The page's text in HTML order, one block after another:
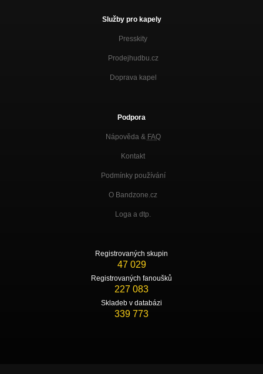
Služby pro kapely
Presskity
Prodejhudbu.cz
Doprava kapel
Podpora
Nápověda & FAQ
Kontakt
Podmínky používání
O Bandzone.cz
Loga a dtp.
Registrovaných skupin
47 029
Registrovaných fanoušků
227 083
Skladeb v databázi
339 773